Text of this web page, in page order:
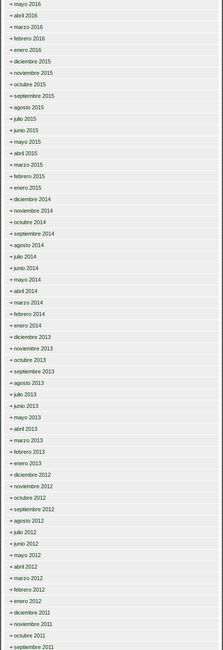
mayo 2016
abril 2016
marzo 2016
febrero 2016
enero 2016
diciembre 2015
noviembre 2015
octubre 2015
septiembre 2015
agosto 2015
julio 2015
junio 2015
mayo 2015
abril 2015
marzo 2015
febrero 2015
enero 2015
diciembre 2014
noviembre 2014
octubre 2014
septiembre 2014
agosto 2014
julio 2014
junio 2014
mayo 2014
abril 2014
marzo 2014
febrero 2014
enero 2014
diciembre 2013
noviembre 2013
octubre 2013
septiembre 2013
agosto 2013
julio 2013
junio 2013
mayo 2013
abril 2013
marzo 2013
febrero 2013
enero 2013
diciembre 2012
noviembre 2012
octubre 2012
septiembre 2012
agosto 2012
julio 2012
junio 2012
mayo 2012
abril 2012
marzo 2012
febrero 2012
enero 2012
diciembre 2011
noviembre 2011
octubre 2011
septiembre 2011